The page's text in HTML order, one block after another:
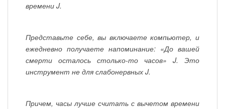
времени J.
Представьте себе, вы включаете компьютер, и
ежедневно получаете напоминание: «До вашей
смерти осталось столько-то часов» J. Это
инструмент не для слабонервных J.
Причем, часы лучше считать с вычетом времени